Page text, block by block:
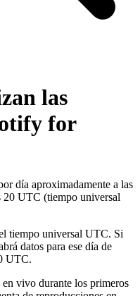
las
for
día aproximadamente a las
20 UTC (tiempo universal
tiempo universal UTC. Si
datos para ese día de
UTC.
vivo durante los primeros